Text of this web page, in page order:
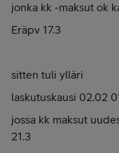
jonka kk -maksut ok
Eräpv 17.3
sitten tuli ylläri
laskutuskausi 02.02
jossa kk maksut
21.3